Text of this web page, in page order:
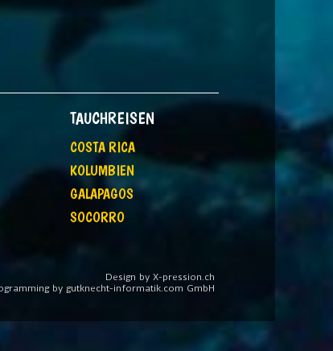
TAUCHREISEN
COSTA RICA
KOLUMBIEN
GALAPAGOS
SOCORRO
Design by X-pression.ch
by gutknecht-informatik.com GmbH